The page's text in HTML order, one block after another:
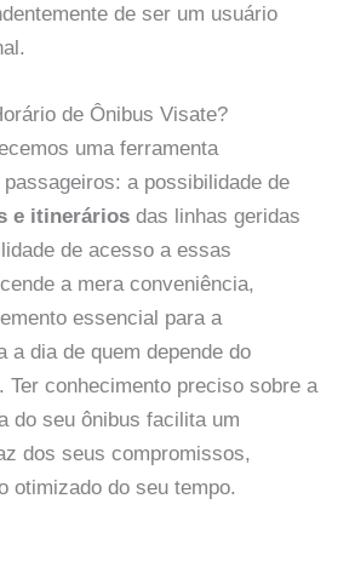
de ser um usuário
de Ônibus Visate?
uma ferramenta
a possibilidade de
e itinerários das linhas geridas
de acesso a essas
a mera conveniência,
essencial para a
a dia de quem depende do
Ter conhecimento preciso sobre a
do seu ônibus facilita um
dos seus compromissos,
otimizado do seu tempo.